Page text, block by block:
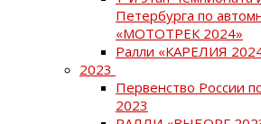
Петербурга по
«МОТОТРЕК 2024»
Ралли «КАРЕЛИЯ
2023
Первенство России
2023